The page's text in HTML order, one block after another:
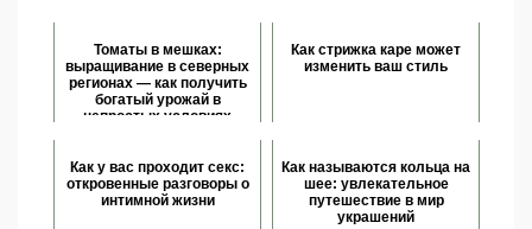
Томаты в мешках:
выращивание в северных
регионах — как получить
богатый урожай в
непростых условиях
Как стрижка каре может
изменить ваш стиль
Как у вас проходит секс:
откровенные разговоры о
интимной жизни
Как называются кольца на
шее: увлекательное
путешествие в мир
украшений